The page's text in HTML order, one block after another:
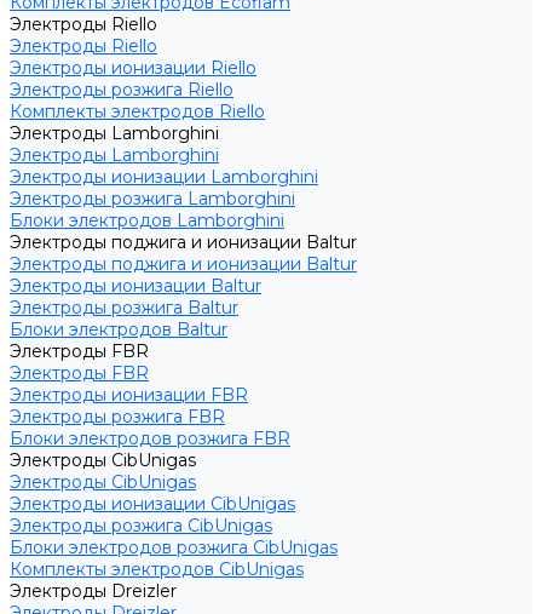
Электроды Riello
Электроды Riello
Электроды ионизации Riello
Электроды розжига Riello
Комплекты электродов Riello
Электроды Lamborghini
Электроды Lamborghini
Электроды ионизации Lamborghini
Электроды розжига Lamborghini
Блоки электродов Lamborghini
Электроды поджига и ионизации Baltur
Электроды поджига и ионизации Baltur
Электроды ионизации Baltur
Электроды розжига Baltur
Блоки электродов Baltur
Электроды FBR
Электроды FBR
Электроды ионизации FBR
Электроды розжига FBR
Блоки электродов розжига FBR
Электроды CibUnigas
Электроды CibUnigas
Электроды ионизации CibUnigas
Электроды розжига CibUnigas
Блоки электродов розжига CibUnigas
Комплекты электродов CibUnigas
Электроды Dreizler